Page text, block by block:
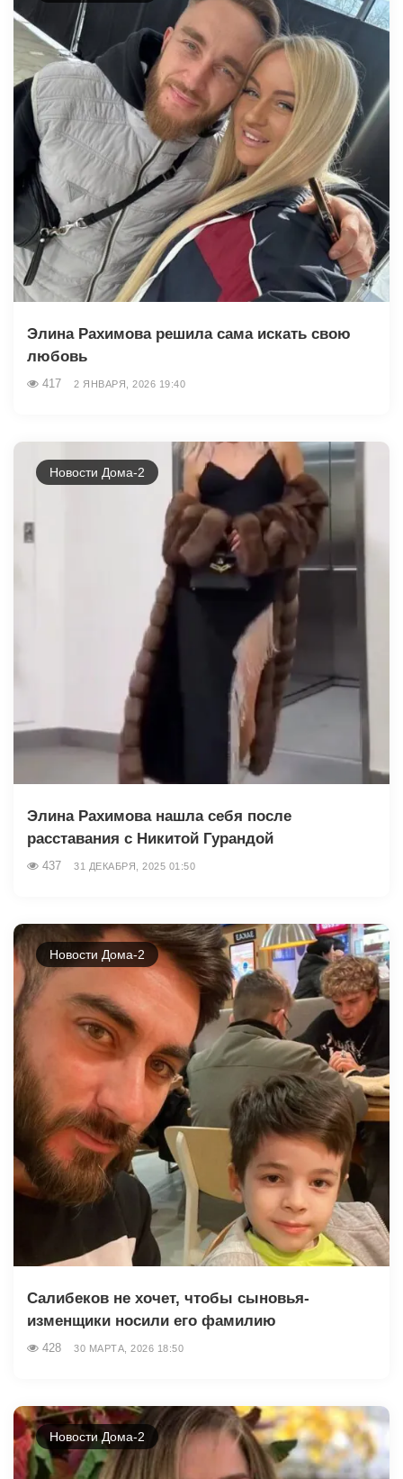
Элина Рахимова решила сама искать свою
любовь
417 2 ЯНВАРЯ, 2026 19:40
Новости Дома-2
Элина Рахимова нашла себя после
расставания с Никитой Гурандой
437 31 ДЕКАБРЯ, 2025 01:50
Новости Дома-2
Салибеков не хочет, чтобы сыновья-
изменщики носили его фамилию
428 30 МАРТА, 2026 18:50
Новости Дома-2